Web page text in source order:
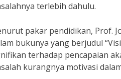
terlebih dahulu.
pakar pendidikan, Prof.
bukunya yang berjudul
terhadap pencapaian
kurangnya motivasi